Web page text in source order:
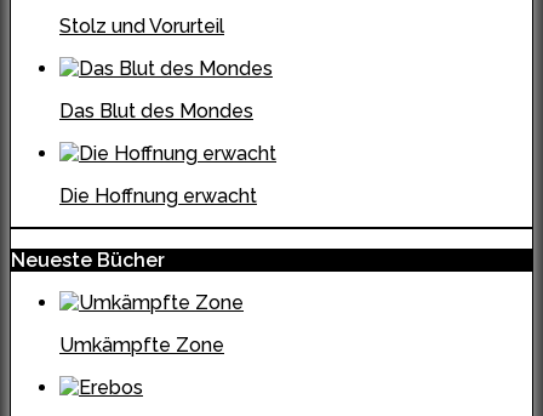
Stolz und Vorurteil
Das Blut des Mondes
Die Hoffnung erwacht
Neueste Bücher
Umkämpfte Zone